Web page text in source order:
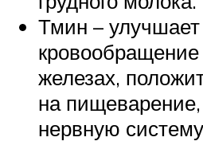
Тмин – улучшает
железах,
на пищеварение,
нервную